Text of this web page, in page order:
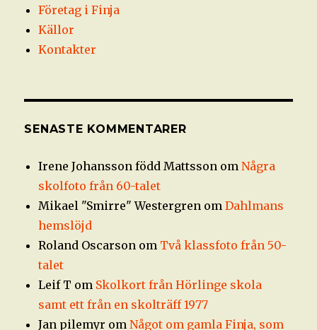
Företag i Finja
Källor
Kontakter
SENASTE KOMMENTARER
Irene Johansson född Mattsson omNågra
skolfoto från 60-talet
Mikael "Smirre" Westergren omDahlmans
hemslöjd
Roland Oscarson om Två klassfoto från 50-
talet
Leif T om Skolkort från Hörlinge skola
samt ett från en skolträff 1977
Jan pilemyr omNågot om gamla Finja, som